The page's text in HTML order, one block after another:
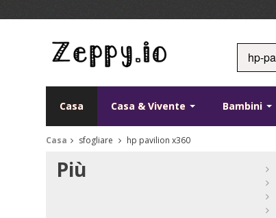
Casa Casa & Vivente Bambini
Casa sfogliare hp pavilion x360
Più